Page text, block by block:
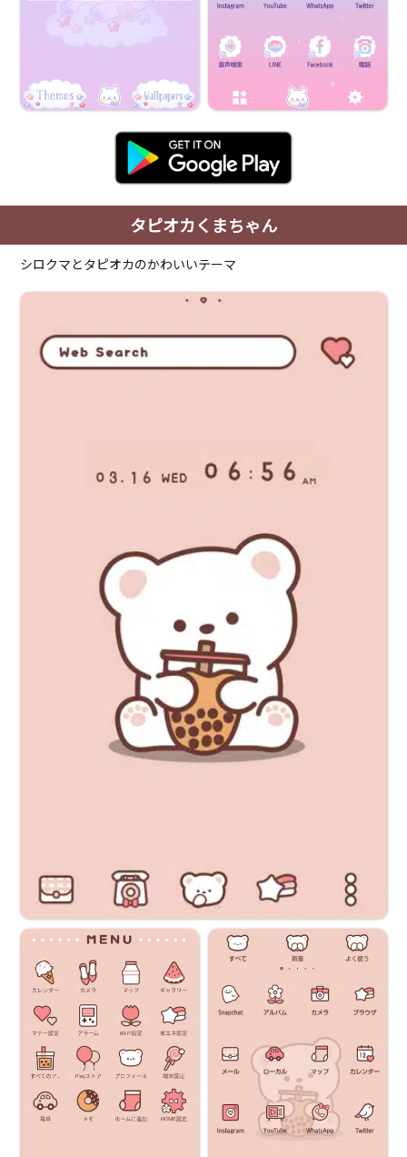
タピオカくまちゃん
シロクマとタピオカのかわいいテーマ